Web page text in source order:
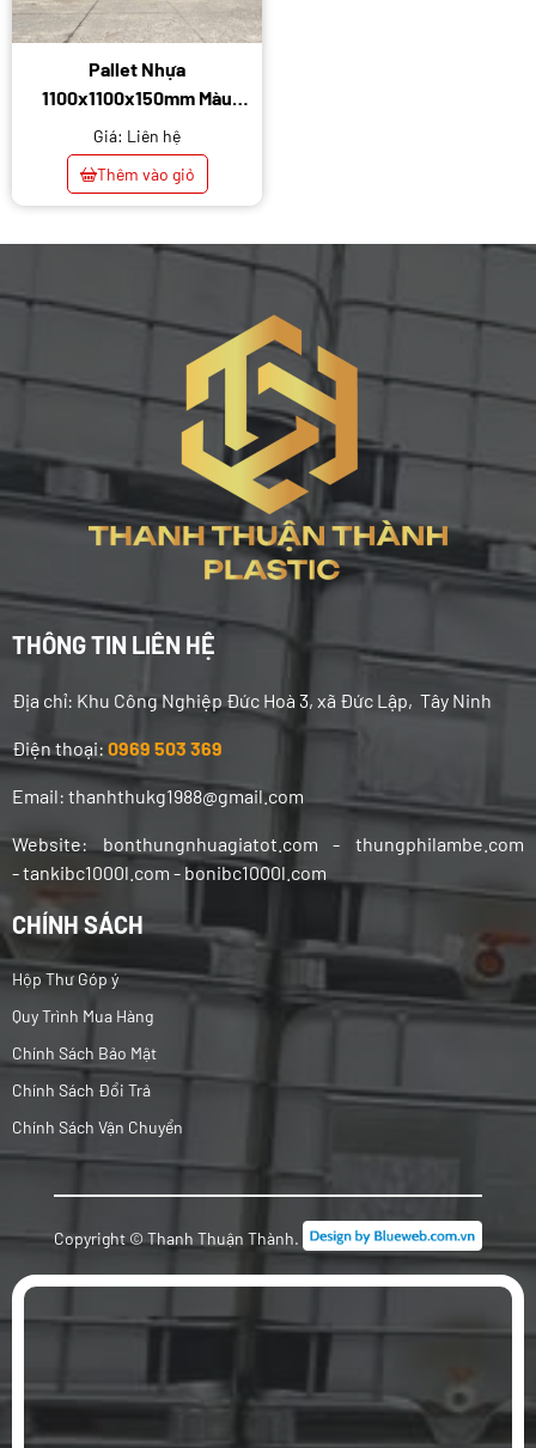
Pallet Nhựa
1100x1100x150mm Màu
Đen
Giá: Liên hệ
Thêm vào giỏ
THÔNG TIN LIÊN HỆ
Địa chỉ: Khu Công Nghiệp Đức Hoà 3, xã Đức Lập, Tây Ninh
Điện thoại: 0969 503 369
Email: thanhthukg1988@gmail.com
Website: bonthungnhuagiatot.com - thungphilambe.com
-tankibc1000l.com - bonibc1000l.com
CHÍNH SÁCH
Hộp Thư Góp ý
Quy Trình Mua Hàng
Chính Sách Bảo Mật
Chính Sách Đổi Trả
Chính Sách Vận Chuyển
Copyright © Thanh Thuận Thành.